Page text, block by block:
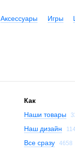
Аксессуары Игры
Как
Наши товары
Наш дизайн 114
Все сразу 4658